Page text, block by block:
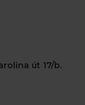
út 17/b.